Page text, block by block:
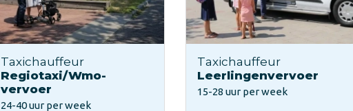
Taxichauffeur
Regiotaxi/Wmo-
vervoer
24-40 uur per week
Taxichauffeur
Leerlingenvervoer
15-28 uur per week